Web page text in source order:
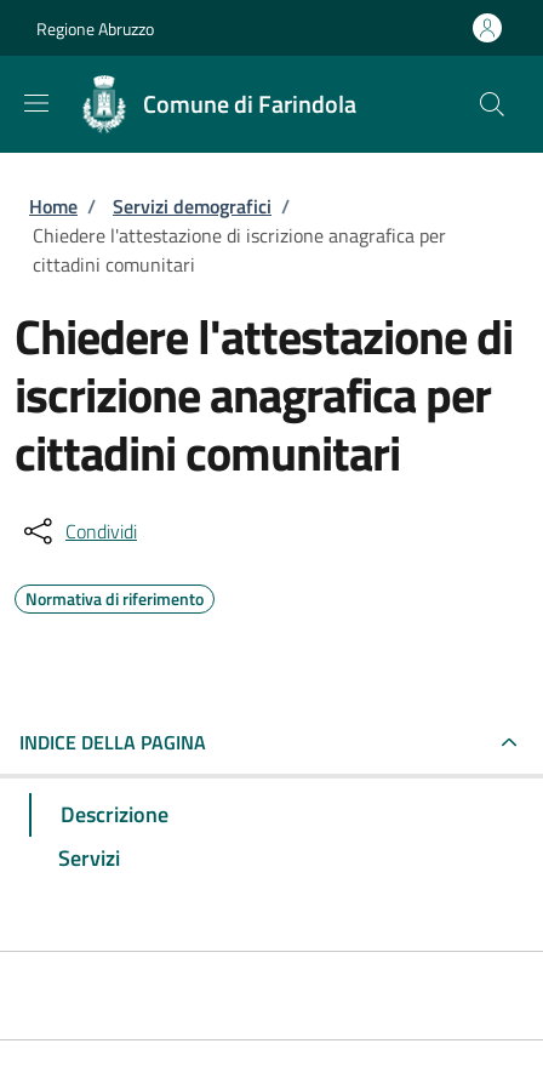
Regione Abruzzo
Comune di Farindola
Briciole di pane
Home / Servizi demografici /
Chiedere l'attestazione di iscrizione anagrafica per
cittadini comunitari
Chiedere l'attestazione di
iscrizione anagrafica per
cittadini comunitari
Condividi
Normativa di riferimento
INDICE DELLA PAGINA
Descrizione
Servizi